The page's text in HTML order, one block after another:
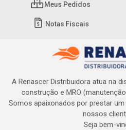
Meus Pedidos
Notas Fiscais
A Renascer Distribuidora atua na
construção e MRO
Somos apaixonados por prestar
nossos
Seja bem-